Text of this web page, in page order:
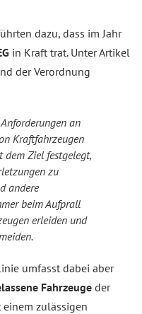
dazu, dass im Jahr
in Kraft trat. Unter Artikel
der Verordnung
an
Kraftfahrzeugen
dem Ziel festgelegt,
zu
andere
beim Aufprall
erleiden und
umfasst dabei aber
Fahrzeuge der
zulässigen